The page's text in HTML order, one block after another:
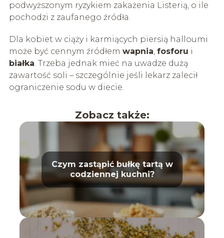
podwyższonym ryzykiem zakażenia Listerią, o ile
pochodzi z zaufanego źródła.
Dla kobiet w ciąży i karmiących piersią halloumi
może być cennym źródłem wapnia, fosforu i
białka. Trzeba jednak mieć na uwadze dużą
zawartość soli – szczególnie jeśli lekarz zalecił
ograniczenie sodu w diecie.
Zobacz także:
Czym zastąpić bułkę tartą w
codziennej kuchni?